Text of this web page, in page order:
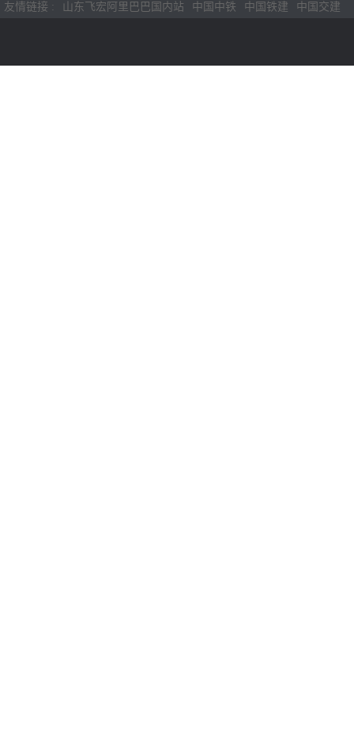
友情链接 : 山东飞宏阿里巴巴国内站 中国中铁 中国铁建 中国交建